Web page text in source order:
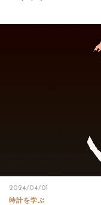
2024/04/01
時計を学ぶ